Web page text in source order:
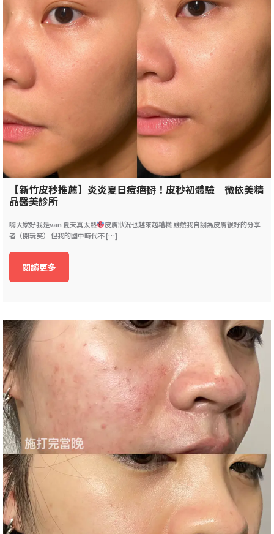
【新竹皮秒推薦】炎炎夏日痘疤掰！皮秒初體驗｜微依美精
品醫美診所
嗨大家好我是van 夏天真太熱
皮膚狀況也越來越糟糕 雖然我自詡為皮膚很好的分享
者（開玩笑） 但我的國中時代不 […]
閱讀更多